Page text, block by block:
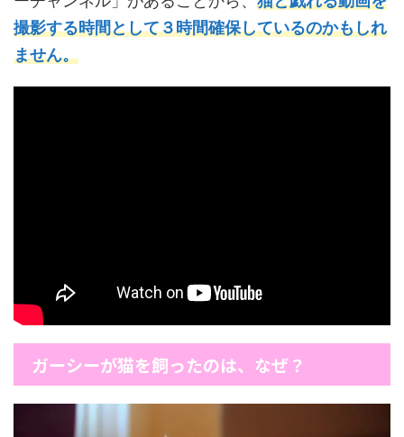
撮影する時間として３時間確保しているのかもしれ
ません。
ガーシーが猫を飼ったのは、なぜ？